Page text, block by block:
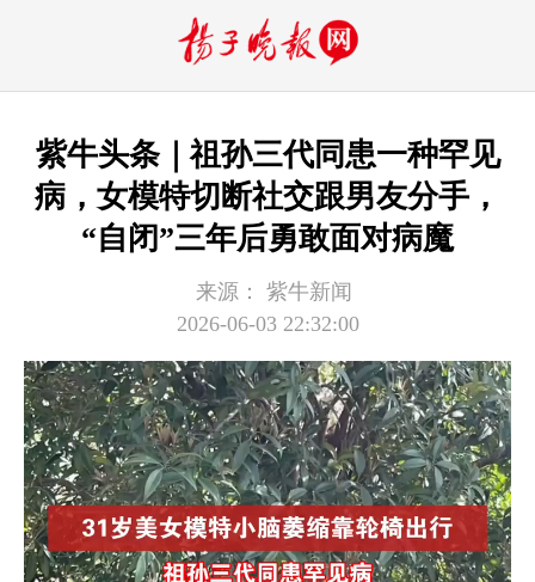
紫牛头条｜祖孙三代同患一种罕见
病，女模特切断社交跟男友分手，
“自闭”三年后勇敢面对病魔
来源：
紫牛新闻
2026-06-03 22:32:00